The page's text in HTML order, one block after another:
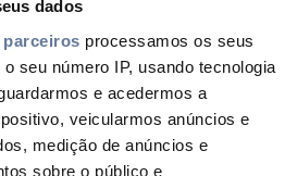
dados
parceiros processamos os seus
seu número IP, usando tecnologia
e acedermos a
veicularmos anúncios e
medição de anúncios e
sobre o público e
dos cabos
cabos
"obras de